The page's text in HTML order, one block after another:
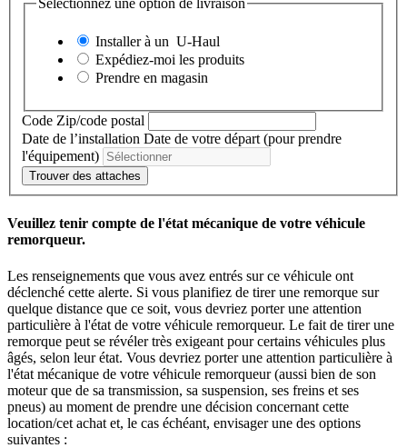
Sélectionnez une option de livraison
Installer à un U-Haul
Expédiez-moi les produits
Prendre en magasin
Code Zip/code postal
Date de l’installation Date de votre départ (pour prendre
l'équipement)
Trouver des attaches
Veuillez tenir compte de l'état mécanique de votre véhicule
remorqueur.
Les renseignements que vous avez entrés sur ce véhicule ont
déclenché cette alerte. Si vous planifiez de tirer une remorque sur
quelque distance que ce soit, vous devriez porter une attention
particulière à l'état de votre véhicule remorqueur. Le fait de tirer une
remorque peut se révéler très exigeant pour certains véhicules plus
âgés, selon leur état. Vous devriez porter une attention particulière à
l'état mécanique de votre véhicule remorqueur (aussi bien de son
moteur que de sa transmission, sa suspension, ses freins et ses
pneus) au moment de prendre une décision concernant cette
location/cet achat et, le cas échéant, envisager une des options
suivantes :